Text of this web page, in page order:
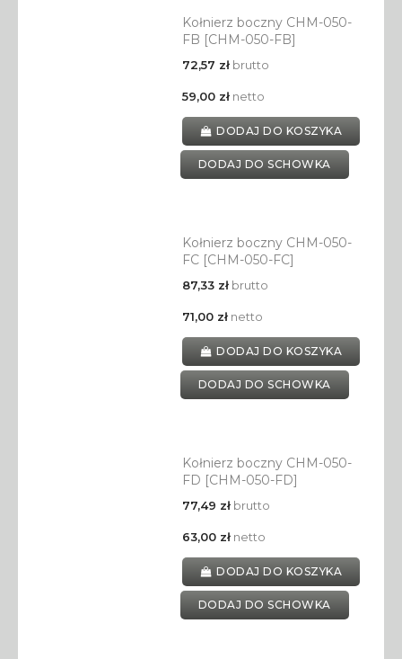
Kołnierz boczny CHM-050-
FB [CHM-050-FB]
72,57 złbrutto
59,00 złnetto
DODAJ DO KOSZYKA
DODAJ DO SCHOWKA
Kołnierz boczny CHM-050-
FC [CHM-050-FC]
87,33 złbrutto
71,00 złnetto
DODAJ DO KOSZYKA
DODAJ DO SCHOWKA
Kołnierz boczny CHM-050-
FD [CHM-050-FD]
77,49 złbrutto
63,00 złnetto
DODAJ DO KOSZYKA
DODAJ DO SCHOWKA